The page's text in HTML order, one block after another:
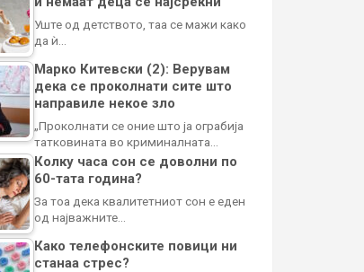
Уште од детството, таа се мажи како
да ѝ…
Марко Китевски (2): Верувам
дека се проколнати сите што
направиле некое зло
„Проколнати се оние што ја ограбија
татковината во криминалната…
Колку часа сон се доволни по
60-тата година?
За тоа дека квалитетниот сон е еден
од најважните…
Како телефонските повици ни
станаа стрес?